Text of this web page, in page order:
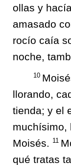
ollas y
amasado
rocío caía
noche,
10
llorando,
tienda; y el
muchísimo,
Moisés.
11
qué tratas